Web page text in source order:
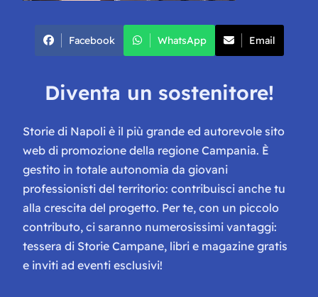
Facebook WhatsApp Email
Diventa un sostenitore!
Storie di Napoli è il più grande ed autorevole sito
web di promozione della regione Campania. È
gestito in totale autonomia da giovani
professionisti del territorio: contribuisci anche tu
alla crescita del progetto. Per te, con un piccolo
contributo, ci saranno numerosissimi vantaggi:
tessera di Storie Campane, libri e magazine gratis
e inviti ad eventi esclusivi!